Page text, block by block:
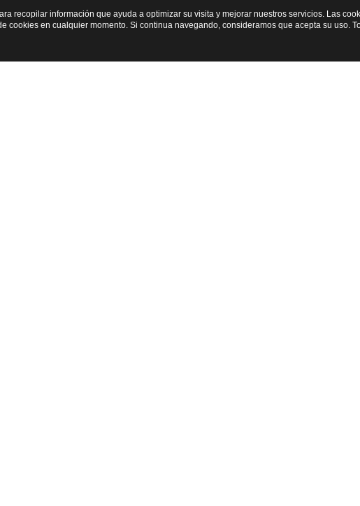
recopilar información que ayuda a optimizar su visita y mejorar nuestros servicios. Las
cookies en cualquier momento. Si continua navegando, consideramos que acepta su uso.